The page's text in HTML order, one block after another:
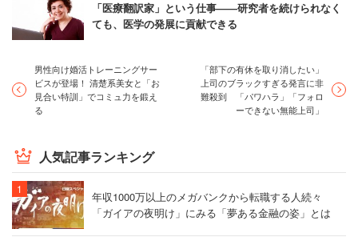
「医療翻訳家」という仕事――研究者を続けられなく
ても、医学の発展に貢献できる
男性向け婚活トレーニングサー
ビスが登場！ 清楚系美女と「お
見合い特訓」でコミュ力を鍛え
る
「部下の有休を取り消したい」
上司のブラックすぎる発言に非
難殺到 「パワハラ」「フォロ
ーできない無能上司」
人気記事ランキング
年収1000万以上のメガバンクから転職する人続々
「ガイアの夜明け」にみる「夢ある金融の姿」とは